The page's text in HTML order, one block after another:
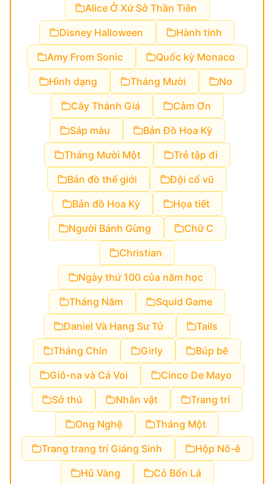
Alice Ở Xứ Sở Thần Tiên
Disney Halloween
Hành tinh
Amy From Sonic
Quốc kỳ Monaco
Hình dạng
Tháng Mười
Nơ
Cây Thánh Giá
Cảm Ơn
Sáp màu
Bản Đồ Hoa Kỳ
Tháng Mười Một
Trẻ tập đi
Bản đồ thế giới
Đội cổ vũ
Bản đồ Hoa Kỳ
Họa tiết
Người Bánh Gừng
Chữ C
Christian
Ngày thứ 100 của năm học
Tháng Năm
Squid Game
Daniel Và Hang Sư Tử
Tails
Tháng Chín
Girly
Búp bê
Giô-na và Cá Voi
Cinco De Mayo
Sở thú
Nhân vật
Trang trí
Ong Nghệ
Tháng Một
Trang trang trí Giáng Sinh
Hộp Nô-ê
Hũ Vàng
Cỏ Bốn Lá